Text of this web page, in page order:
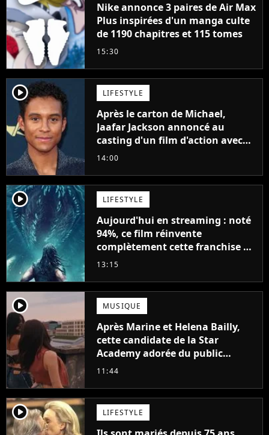
Nike annonce 3 paires de Air Max
Plus inspirées d'un manga culte
de 1190 chapitres et 115 tomes
15:30
player2 LIFESTYLE
Après le carton de Michael,
Jaafar Jackson annoncé au
casting d'un film d'action avec
Will Smith
14:00
player2 LIFESTYLE
Aujourd'hui en streaming : noté
94%, ce film réinvente
complètement cette franchise de
science-fiction vieille de 40 ans
13:15
player2 MUSIQUE
Après Marine et Helena Bailly,
cette candidate de la Star
Academy adorée du public
annonce son premier album,
11:44
player2 LIFESTYLE